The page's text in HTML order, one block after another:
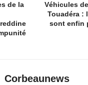
de la
Véhicules
Touadéra :
sont enfin
Corbeaunews